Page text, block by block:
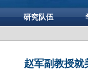
研究队伍
赵军副教授就